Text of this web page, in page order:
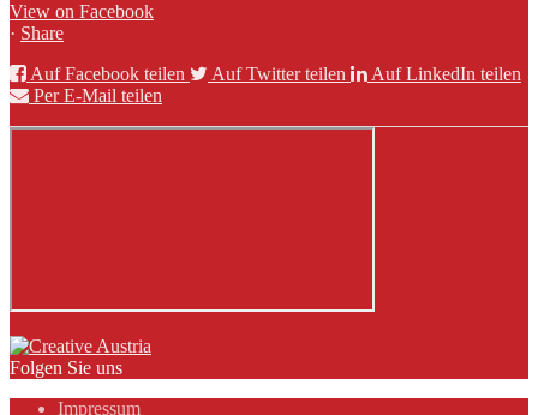
View on Facebook
· Share
Auf Facebook teilen
Auf Twitter teilen
Auf LinkedIn teilen
Per E-Mail teilen
Folgen Sie uns
Impressum